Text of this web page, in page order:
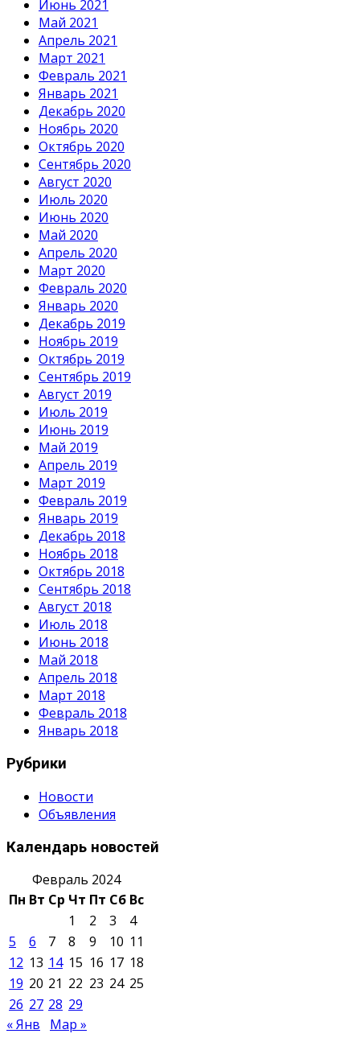
Июнь 2021
Май 2021
Апрель 2021
Март 2021
Февраль 2021
Январь 2021
Декабрь 2020
Ноябрь 2020
Октябрь 2020
Сентябрь 2020
Август 2020
Июль 2020
Июнь 2020
Май 2020
Апрель 2020
Март 2020
Февраль 2020
Январь 2020
Декабрь 2019
Ноябрь 2019
Октябрь 2019
Сентябрь 2019
Август 2019
Июль 2019
Июнь 2019
Май 2019
Апрель 2019
Март 2019
Февраль 2019
Январь 2019
Декабрь 2018
Ноябрь 2018
Октябрь 2018
Сентябрь 2018
Август 2018
Июль 2018
Июнь 2018
Май 2018
Апрель 2018
Март 2018
Февраль 2018
Январь 2018
Рубрики
Новости
Объявления
Календарь новостей
Февраль 2024
Пн Вт Ср Чт Пт Сб Вс
1
2 3
4
5
6 7 8 9 10 11
12 13 14 15 16 17 18
19 20 21 22 23 24 25
26 27 28 29
« Янв
Мар »